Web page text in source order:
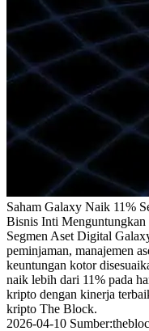
Saham Galaxy Naik 11%
Bisnis Inti
Segmen Aset Digital
peminjaman, manajemen
keuntungan kotor
naik lebih dari 11% pada
kripto dengan kinerja
kripto The Block.
2026-04-10 Sumber: